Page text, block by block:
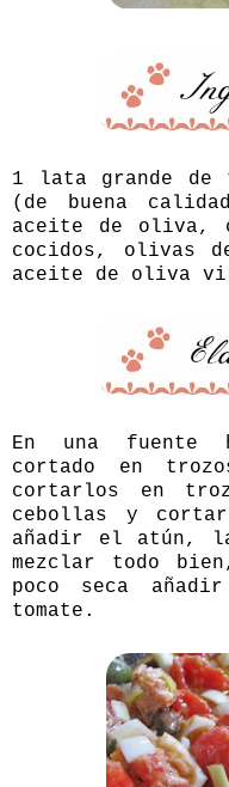
1 lata grande de
(de buena
aceite de oliva,
cocidos, olivas
aceite de oliva
En una fuente
cortado en
cortarlos en
cebollas y
añadir el atún,
mezclar todo
poco seca
tomate.